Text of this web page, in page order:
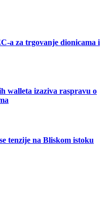
a za trgovanje dionicama i
walleta izaziva raspravu o
tenzije na Bliskom istoku